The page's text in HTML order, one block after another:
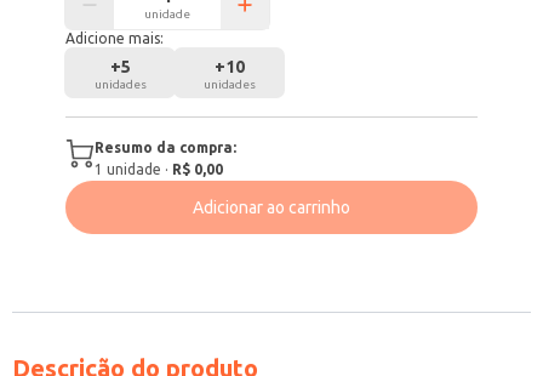
unidade
Adicione mais:
+5
unidades
+10
unidades
Resumo da compra:
1 unidade · R$ 0,00
Adicionar ao carrinho
Descrição do produto